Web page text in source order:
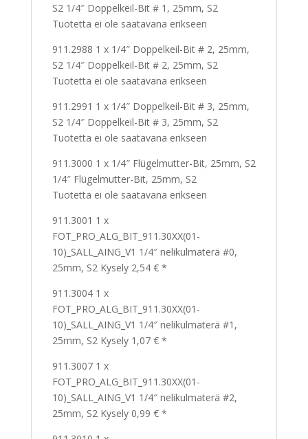
S2 1/4″ Doppelkeil-Bit # 1, 25mm, S2
Tuotetta ei ole saatavana erikseen
911.2988 1 x 1/4″ Doppelkeil-Bit # 2, 25mm,
S2 1/4″ Doppelkeil-Bit # 2, 25mm, S2
Tuotetta ei ole saatavana erikseen
911.2991 1 x 1/4″ Doppelkeil-Bit # 3, 25mm,
S2 1/4″ Doppelkeil-Bit # 3, 25mm, S2
Tuotetta ei ole saatavana erikseen
911.3000 1 x 1/4″ Flügelmutter-Bit, 25mm, S2
1/4″ Flügelmutter-Bit, 25mm, S2
Tuotetta ei ole saatavana erikseen
911.3001 1 x
FOT_PRO_ALG_BIT_911.30XX(01-
10)_SALL_AING_V1 1/4″ nelikulmaterä #0,
25mm, S2 Kysely 2,54 € *
911.3004 1 x
FOT_PRO_ALG_BIT_911.30XX(01-
10)_SALL_AING_V1 1/4″ nelikulmaterä #1,
25mm, S2 Kysely 1,07 € *
911.3007 1 x
FOT_PRO_ALG_BIT_911.30XX(01-
10)_SALL_AING_V1 1/4″ nelikulmaterä #2,
25mm, S2 Kysely 0,99 € *